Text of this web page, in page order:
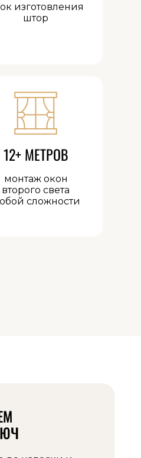
изготовления
штор
12+ МЕТРОВ
монтаж окон
второго света
сложности